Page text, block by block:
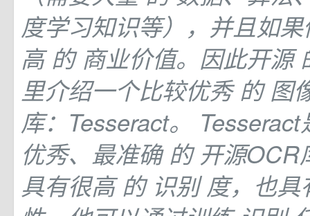
度学习知识等），并且如
高的 商业价值。因此开源
里介绍一个比较优秀 的图
库：Tesseract。
优秀、最准确 的开源OCR
具有很高的 识别度，也